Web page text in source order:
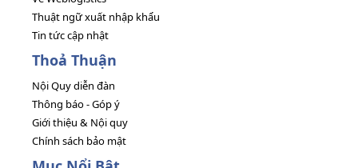
Thuật ngữ xuất nhập khẩu
Tin tức cập nhật
Thoả Thuận
Nội Quy diễn đàn
Thông báo - Góp ý
Giới thiệu & Nội quy
Chính sách bảo mật